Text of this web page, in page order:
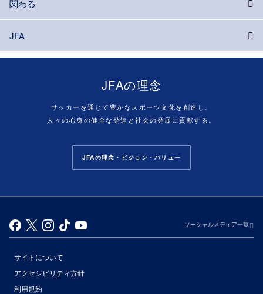
関わる
JFA
JFAの理念
サッカーを通じて豊かなスポーツ文化を創造し、
人々の心身の健全な発達と社会の発展に貢献する。
JFAの理念・ビジョン・バリュー
ソーシャルメディア一覧
サイトについて
アクセシビリティ方針
利用規約